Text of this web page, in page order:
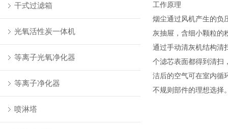
干式过滤箱
光氧活性炭一体机
等离子光氧净化器
等离子净化器
喷淋塔
工作原理
烟尘通过风机产生的负
灰抽屉，含细小颗粒的
通过手动清灰机结构清
个滤芯表面都得到清扫
洁后的空气可在室内循
不规则部件的理想选择